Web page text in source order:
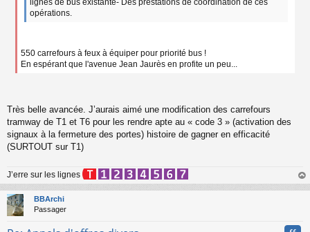
opérations.
550 carrefours à feux à équiper pour priorité bus !
En espérant que l'avenue Jean Jaurès en profite un peu...
Très belle avancée. J’aurais aimé une modification des carrefours
tramway de T1 et T6 pour les rendre apte au « code 3 » (activation des
signaux à la fermeture des portes) histoire de gagner en efficacité
(SURTOUT sur T1)
J’erre sur les lignes
au
BBArchi
Passager